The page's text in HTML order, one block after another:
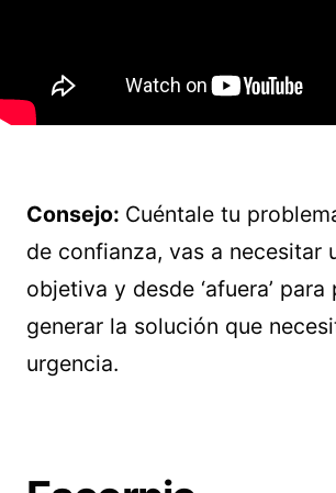
Consejo: Cuéntale tu
de confianza, vas a necesitar
objetiva y desde ‘afuera’ para
generar la solución que
urgencia.